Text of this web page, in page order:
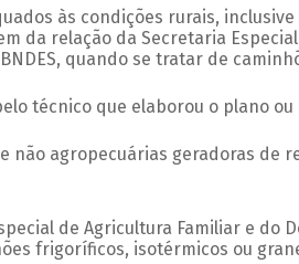
às condições rurais,
da relação da Secretaria
quando se tratar de
técnico que elaborou o plano
agropecuárias geradoras de
de Agricultura Familiar e do
frigoríficos, isotérmicos ou